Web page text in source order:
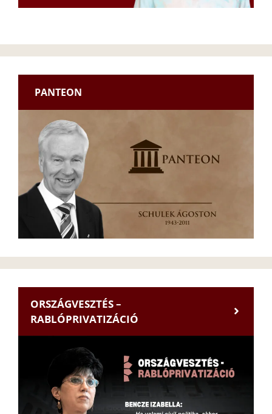
PANTEON
ORSZÁGVESZTÉS –
RABLÓPRIVATIZÁCIÓ